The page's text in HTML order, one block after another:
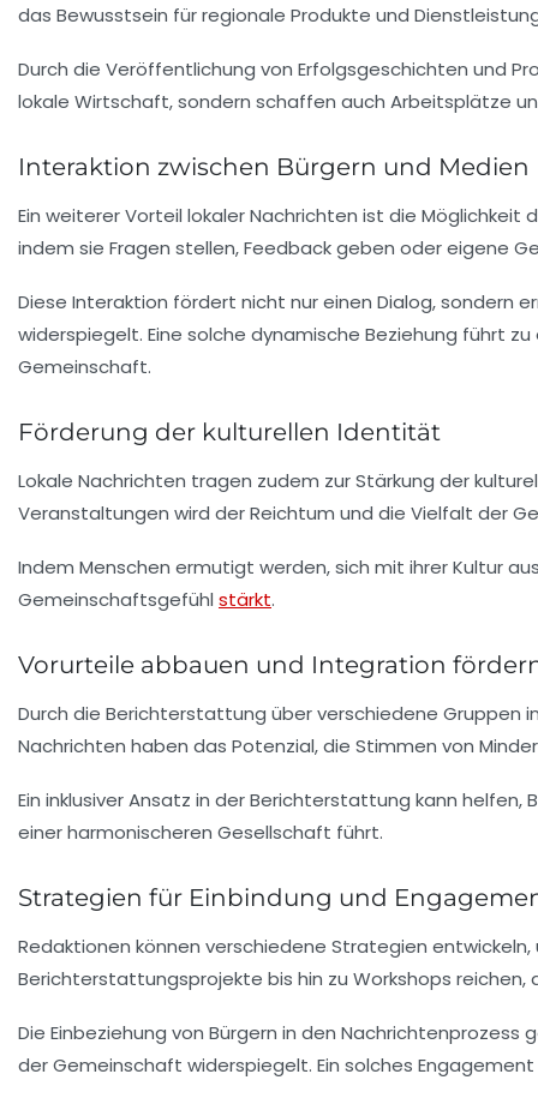
das Bewusstsein für regionale Produkte und
Durch die Veröffentlichung von Erfolgsgeschichten und
lokale Wirtschaft, sondern schaffen auch Arbeitsplätze
Interaktion zwischen Bürgern und Medien
Ein weiterer Vorteil lokaler Nachrichten ist die Möglichkeit
indem sie Fragen stellen, Feedback geben oder eigene
Diese Interaktion fördert nicht nur einen Dialog, sondern
widerspiegelt. Eine solche dynamische Beziehung führt
Gemeinschaft.
Förderung der kulturellen Identität
Lokale Nachrichten tragen zudem zur Stärkung der
Veranstaltungen wird der Reichtum und die Vielfalt der
Indem Menschen ermutigt werden, sich mit ihrer Kultur
Gemeinschaftsgefühl stärkt.
Vorurteile abbauen und Integration
Durch die Berichterstattung über verschiedene Gruppen
Nachrichten haben das Potenzial, die Stimmen von
Ein inklusiver Ansatz in der Berichterstattung kann
einer harmonischeren Gesellschaft führt.
Strategien für Einbindung und
Redaktionen können verschiedene Strategien entwickeln,
Berichterstattungsprojekte bis hin zu Workshops
Die Einbeziehung von Bürgern in den
der Gemeinschaft widerspiegelt. Ein solches